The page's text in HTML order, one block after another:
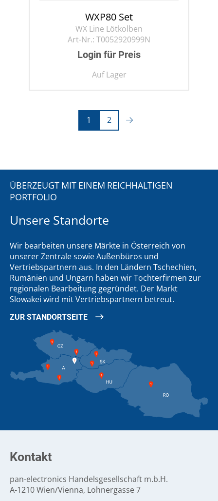
WXP80 Set
WX Line Lötkolben
Art-Nr.: T0052920999N
Login für Preis
Auf Lager
1 2
ÜBERZEUGT MIT EINEM REICHHALTIGEN
PORTFOLIO
Unsere Standorte
Wir bearbeiten unsere Märkte in Österreich von
unserer Zentrale sowie Außenbüros und
Vertriebspartnern aus. In den Ländern Tschechien,
Rumänien und Ungarn haben wir Tochterfirmen zur
regionalen Bearbeitung gegründet. Der Markt
Slowakei wird mit Vertriebspartnern betreut.
ZUR STANDORTSEITE
Kontakt
pan-electronics Handelsgesellschaft m.b.H.
A-1210 Wien/Vienna, Lohnergasse 7